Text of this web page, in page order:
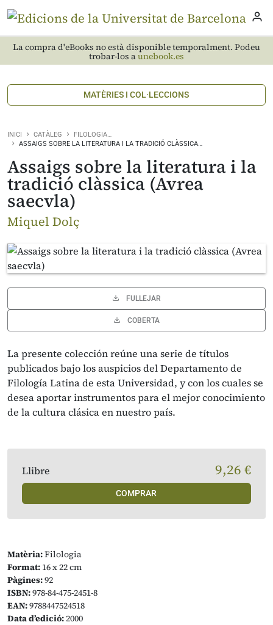
La compra d'eBooks no està disponible temporalment. Podeu
trobar-los aunebook.es
MATÈRIES I COL·LECCIONS
INICI CATÀLEG
FILOLOGIA…
ASSAIGS SOBRE LA LITERATURA I LA TRADICIÓ CLÀSSICA…
Assaigs sobre la literatura i la
tradició clàssica (Avrea
saecvla)
Miquel Dolç
FULLEJAR
COBERTA
La presente colección reúne una serie de títulos
publicados bajo los auspicios del Departamento de
Filología Latina de esta Universidad, y con los cuales se
desea aportar instrumentos para el mejor conocimiento
de la cultura clásica en nuestro país.
Matèria:Filologia
Format: 16 x 22 cm
Pàgines:92
ISBN:978-84-475-2451-8
EAN:9788447524518
Data d’edició:2000
Llibre 9,26 €
COMPRAR